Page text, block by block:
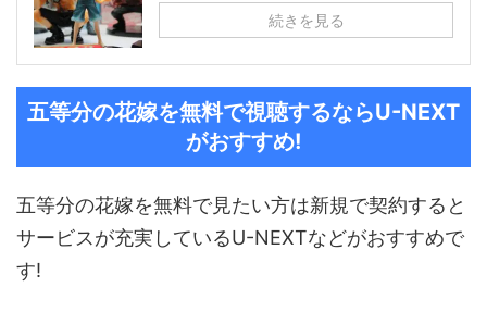
続きを見る
五等分の花嫁を無料で視聴するならU-NEXT
がおすすめ!
五等分の花嫁を無料で見たい方は新規で契約すると
サービスが充実しているU-NEXTなどがおすすめで
す!